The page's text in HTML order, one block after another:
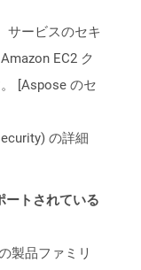
サービスのセキ
EC2 ク
[Aspose のセ
の詳細
ートされている
製品ファミリ